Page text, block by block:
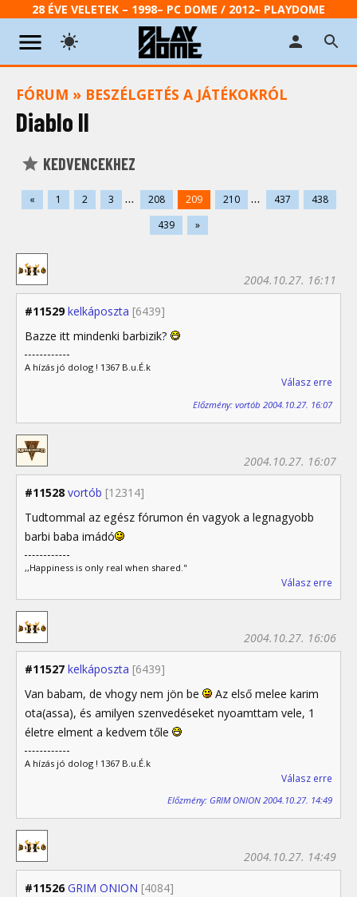
28 ÉVE VELETEK – 1998– PC DOME / 2012– PLAYDOME
FÓRUM » BESZÉLGETÉS A JÁTÉKOKRÓL
Diablo II
KEDVENCEKHEZ
« 1 2 3 ... 208 209 210 ... 437
438
439
»
#11529 kelkáposzta [6439]
2004.10.27. 16:11
Bazze itt mindenki barbizik?
A hízás jó dolog ! 1367 B.u.É.k
Válasz erre
Előzmény: vortób 2004.10.27. 16:07
#11528 vortób [12314]
2004.10.27. 16:07
Tudtommal az egész fórumon én vagyok a legnagyobb
barbi baba imádó
,,Happiness is only real when shared."
Válasz erre
#11527 kelkáposzta [6439]
2004.10.27. 16:06
Van babam, de vhogy nem jön be
Az első melee karim
ota(assa), és amilyen szenvedéseket nyoamttam vele, 1
életre elment a kedvem tőle
A hízás jó dolog ! 1367 B.u.É.k
Válasz erre
Előzmény: GRIM ONION 2004.10.27. 14:49
#11526 GRIM ONION [4084]
2004.10.27. 14:49